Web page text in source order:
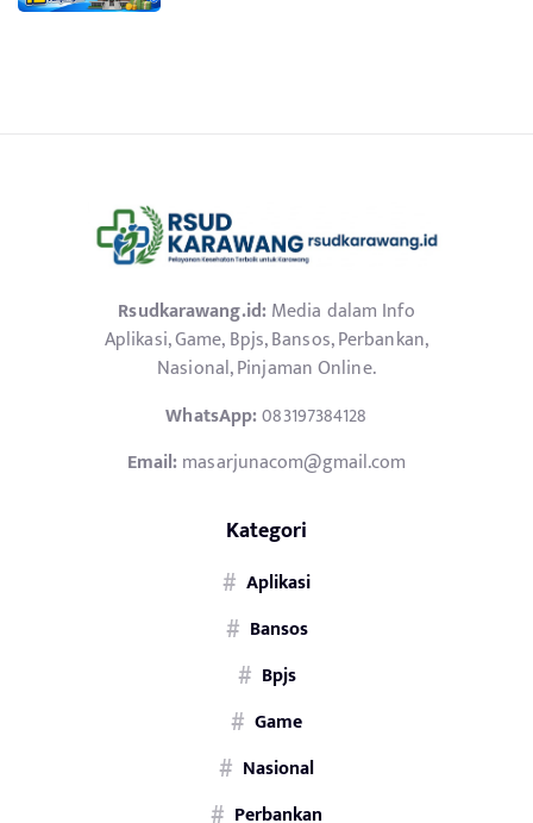
Rsudkarawang.id:Media dalam Info
Aplikasi, Game, Bpjs, Bansos, Perbankan,
Nasional, Pinjaman Online.
WhatsApp:083197384128
Email:masarjunacom@gmail.com
Kategori
Aplikasi
Bansos
Bpjs
Game
Nasional
Perbankan